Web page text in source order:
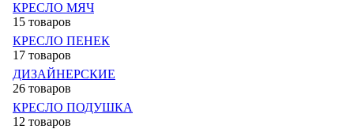
КРЕСЛО МЯЧ
15 товаров
КРЕСЛО ПЕНЕК
17 товаров
ДИЗАЙНЕРСКИЕ
26 товаров
КРЕСЛО ПОДУШКА
12 товаров